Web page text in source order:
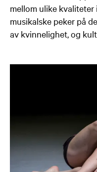
mellom ulike
musikalske peker på
av kvinnelighet, og